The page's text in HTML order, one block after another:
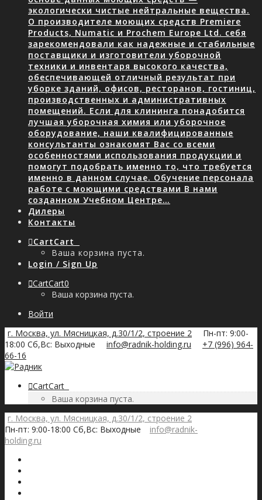
экологически чистые нейтральные вещества.
О производителе моющих средств Premiere
Products, Numatic и Prochem Europe Ltd. себя
зарекомендовали как надежные и стабильные
поставщики и изготовители уборочной
техники и инвентаря высокого качества,
обеспечивающей отличный результат при
уборке зданий, офисов, ресторанов, гостиниц,
производственных и административных
помещений. Если для клининга понадобится
лучшая уборочная химия или уборочное
оборудование, наши квалифицированные
консультанты ознакомят Вас со всеми
особенностями использования продукции и
помогут подобрать именно то, что требуется
именно в данном случае. Обучение персонала
работе с моющими средствами В нами
созданном Учебном Центре…
Дилеры
Контакты
CartCart
Ваша корзина пуста.
Login / Sign Up
CartCart0
Ваша корзина пуста.
Войти
г. Москва, ул. Мясницкая, д.30/1/2, строение 2
Пн-пт: 9:00-
18:00 Сб,Вс: Выходные
info@radnik-holding.ru
+7 (996) 964-
66-16
CartCart
Ваша корзина пуста.
г. Москва, ул. Мясницкая, д.30/1/2, строение 2
Пн-пт: 9:00-18:00 Сб,Вс: Выходные
info@radnik-
holding.ru